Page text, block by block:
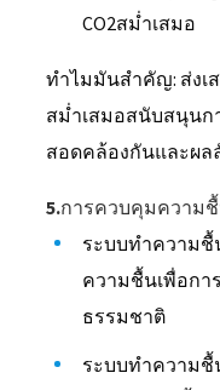
CO2สม่ำเสมอ
ทำไมมันสำคัญ: ส่ง
สม่ำเสมอสนับสนุนก
สอดคล้องกันและผล
5.การควบคุมความ
ระบบทำความชื้
ความชื้นเพื่อกา
ธรรมชาติ
ระบบทำความชื้